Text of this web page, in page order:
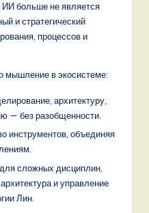
ИИ больше не является
и стратегический
процессов и
мышление в экосистеме:
архитектуру,
— без разобщенности.
инструментов, объединяя
сложных дисциплин,
и управление
Лин.